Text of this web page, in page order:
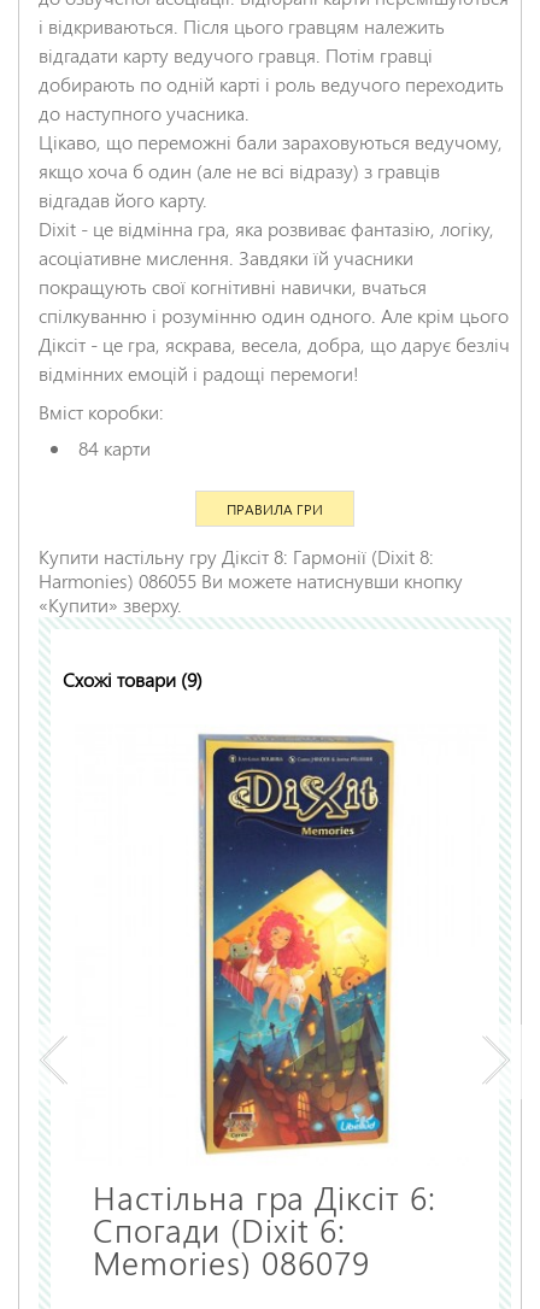
і відкриваються. Після цього гравцям належить
відгадати карту ведучого гравця. Потім гравці
добирають по одній карті і роль ведучого переходить
до наступного учасника.
Цікаво, що переможні бали зараховуються ведучому,
якщо хоча б один (але не всі відразу) з гравців
відгадав його карту.
Dixit - це відмінна гра, яка розвиває фантазію, логіку,
асоціативне мислення. Завдяки їй учасники
покращують свої когнітивні навички, вчаться
спілкуванню і розумінню один одного. Але крім цього
Діксіт - це гра, яскрава, весела, добра, що дарує безліч
відмінних емоцій і радощі перемоги!
Вміст коробки:
84 карти
ПРАВИЛА ГРИ
Купити настільну гру Діксіт 8: Гармонії (Dixit 8:
Harmonies) 086055 Ви можете натиснувши кнопку
«Купити» зверху.
Схожі товари (9)
Настільна гра Діксіт 6:
Спогади (Dixit 6:
Memories) 086079